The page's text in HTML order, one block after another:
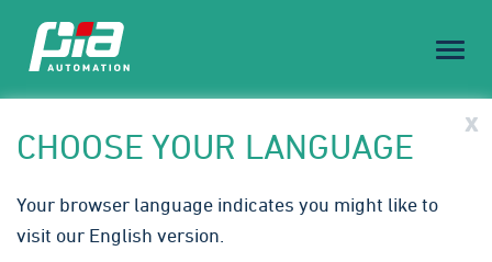
Toggle
23.-24. September 2026
Innovative Automatisierungslösungen für die
Mehr erfahren
CHOOSE YOUR LANGUAGE
Your browser language indicates you might like to
visit our English version.
x